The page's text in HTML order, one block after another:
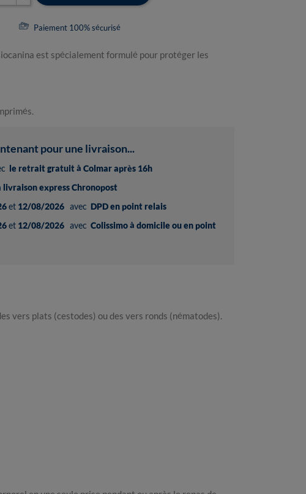
Paiement 100% sécurisé
est spécialement formulé pour protéger les
pour une livraison...
le retrait gratuit à Colmar après 16h
livraison express Chronopost
et 12/08/2026 avec DPD en point relais
et 12/08/2026 avec Colissimo à domicile ou en point
vers plats (cestodes) ou des vers ronds (nématodes).